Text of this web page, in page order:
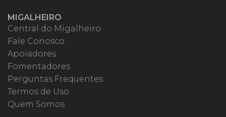
MIGALHEIRO
Central do Migalheiro
Fale Conosco
Apoiadores
Fomentadores
Perguntas Frequentes
Termos de Uso
Quem Somos